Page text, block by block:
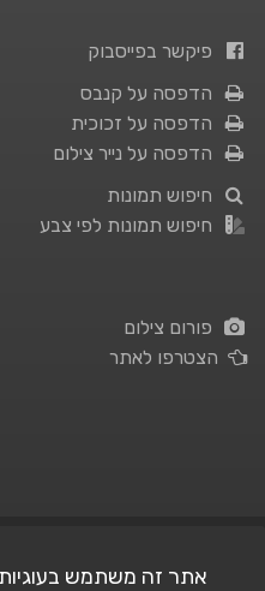
פיקשר בפייסבוק
הדפסה על קנבס
הדפסה על זכוכית
הדפסה על נייר צילום
חיפוש תמונות
חיפוש תמונות לפי צבע
פורום צילום
הצטרפו לאתר